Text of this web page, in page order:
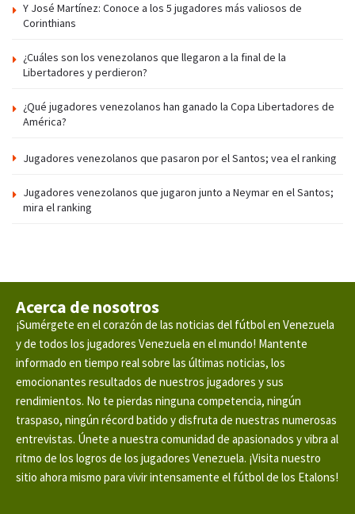
Y José Martínez: Conoce a los 5 jugadores más valiosos de
Corinthians
¿Cuáles son los venezolanos que llegaron a la final de la
Libertadores y perdieron?
¿Qué jugadores venezolanos han ganado la Copa Libertadores de
América?
Jugadores venezolanos que pasaron por el Santos; vea el ranking
Jugadores venezolanos que jugaron junto a Neymar en el Santos;
mira el ranking
Acerca de nosotros
¡Sumérgete en el corazón de las noticias del fútbol en Venezuela
y de todos los jugadores Venezuela en el mundo! Mantente
informado en tiempo real sobre las últimas noticias, los
emocionantes resultados de nuestros jugadores y sus
rendimientos. No te pierdas ninguna competencia, ningún
traspaso, ningún récord batido y disfruta de nuestras numerosas
entrevistas. Únete a nuestra comunidad de apasionados y vibra al
ritmo de los logros de los jugadores Venezuela. ¡Visita nuestro
sitio ahora mismo para vivir intensamente el fútbol de los Etalons!